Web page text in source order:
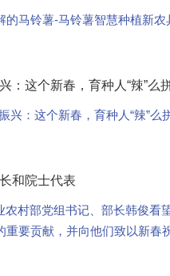
的马铃薯-马铃薯智慧种植新农
：这个新春，育种人“辣”么
兴：这个新春，育种人“辣”么
和院士代表
村部党组书记、部长韩俊看
要贡献，并向他们致以新春